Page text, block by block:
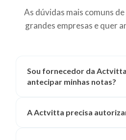
As dúvidas mais comuns
grandes empresas e quer
Sou fornecedor da
antecipar minhas notas?
A Actvitta precisa